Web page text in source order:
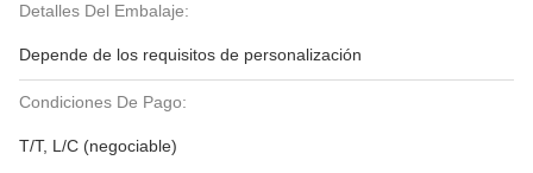
Detalles Del Embalaje:
Depende de los requisitos de personalización
Condiciones De Pago:
T/T, L/C (negociable)